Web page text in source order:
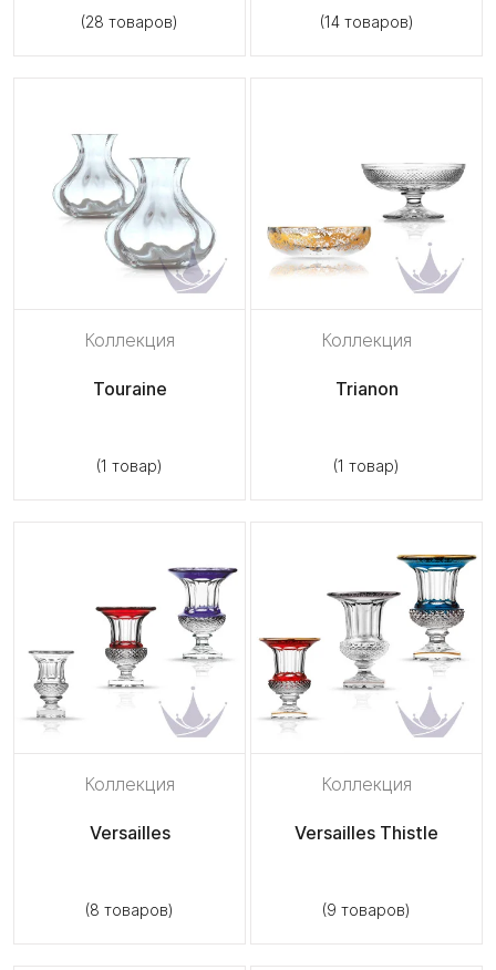
(28 товаров) (14 товаров)
Коллекция
Touraine
(1 товар)
Коллекция
Trianon
(1 товар)
Коллекция
Versailles
(8 товаров)
Коллекция
Versailles Thistle
(9 товаров)